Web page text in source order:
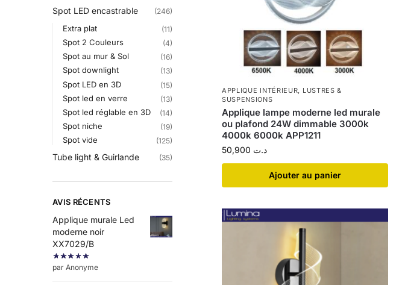
APPLIQUE INTÉRIEUR, LUSTRES &
SUSPENSIONS
Applique lampe moderne led murale
ou plafond 24W dimmable 3000k
4000k 6000k APP1211
د.ت
Ajouter au panier
Spot LED encastrable (246)
Extra plat (11)
Spot 2 Couleurs (4)
Spot au mur & Sol (16)
Spot downlight (13)
Spot LED en 3D (15)
Spot led en verre (13)
Spot led réglable en 3D (14)
Spot niche (19)
Spot vide (125)
Tube light & Guirlande (35)
AVIS RÉCENTS
Applique murale Led
moderne noir
XX7029/B
par Anonyme